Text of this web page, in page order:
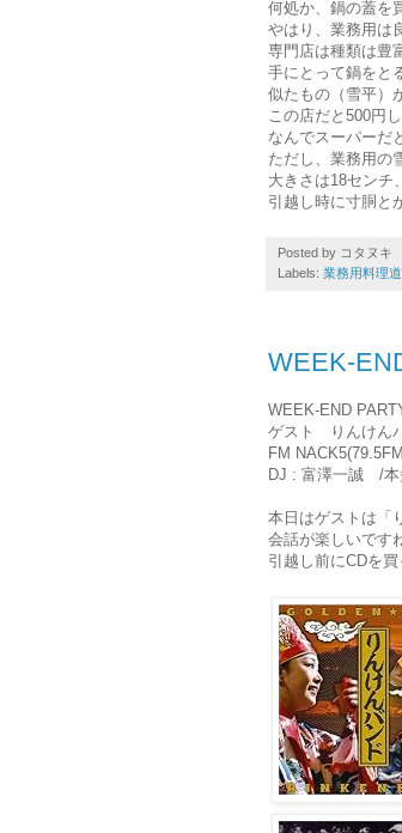
何処か、鍋の蓋を
やはり、業務用は
専門店は種類は豊
手にとって鍋をと
似たもの（雪平）
この店だと500円
なんでスーパーだ
ただし、業務用の
大きさは18センチ
引越し時に寸胴と
Posted by コタヌキ
Labels: 業務用料理
WEEK-
WEEK-END
ゲスト りんけん
FM
DJ : 富澤一誠 /本
本日はゲストは「
会話が楽しいです
引越し前にCDを買